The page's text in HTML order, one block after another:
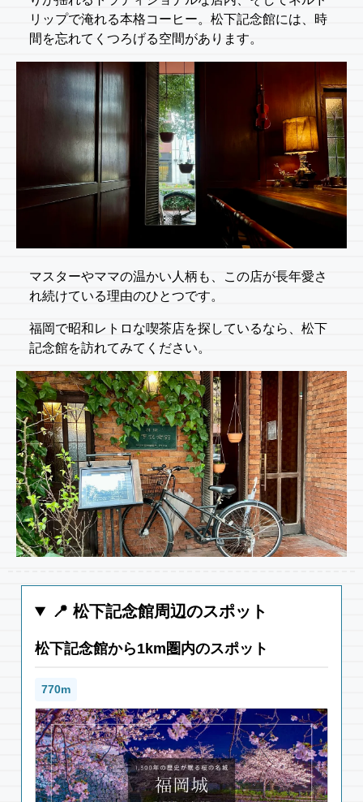
リップで淹れる本格コーヒー。松下記念館には、時
間を忘れてくつろげる空間があります。
マスターやママの温かい人柄も、この店が長年愛さ
れ続けている理由のひとつです。
福岡で昭和レトロな喫茶店を探しているなら、松下
記念館を訪れてみてください。
📍 松下記念館周辺のスポット
松下記念館から1km圏内のスポット
770m